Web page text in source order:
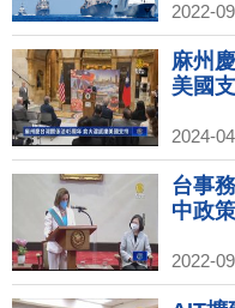
2022-
麻州
美國
2024-
台事
中政策
2022-